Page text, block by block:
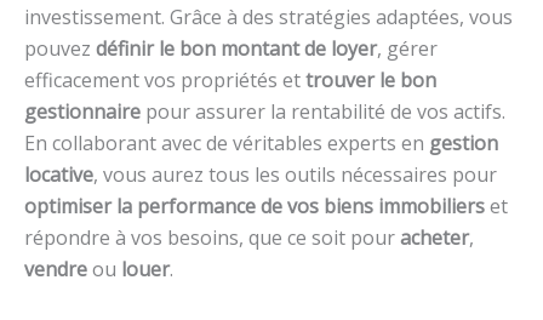
investissement. Grâce à des stratégies adaptées, vous
pouvez définir le bon montant de loyer, gérer
efficacement vos propriétés ettrouver le bon
gestionnaire pour assurer la rentabilité de vos actifs.
En collaborant avec de véritables experts en gestion
locative, vous aurez tous les outils nécessaires pour
optimiser la performance de vos biens immobilierset
répondre à vos besoins, que ce soit pouracheter,
vendreou louer.